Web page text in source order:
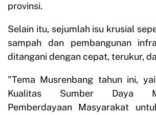
provinsi.
Selain itu, sejumlah isu krusial
sampah dan pembangunan
ditangani dengan cepat, terukur,
"Tema Musrenbang tahun ini,
Kualitas Sumber Daya
Pemberdayaan Masyarakat